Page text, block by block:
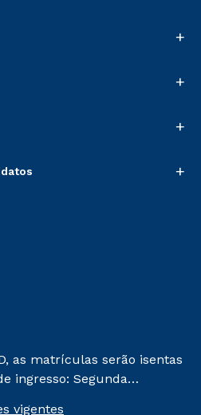
+
+
+
+
as matrículas serão isentas
ingresso: Segunda
vigentes